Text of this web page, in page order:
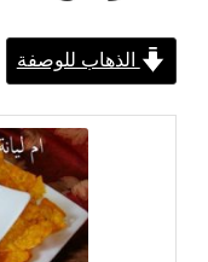
الذهاب للوصفة